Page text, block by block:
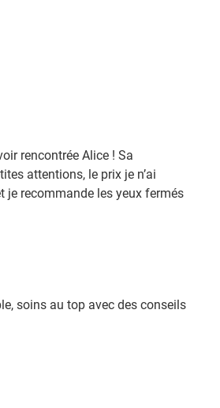
rencontrée Alice ! Sa
attentions, le prix je n’ai
je recommande les yeux fermés
soins au top avec des conseils